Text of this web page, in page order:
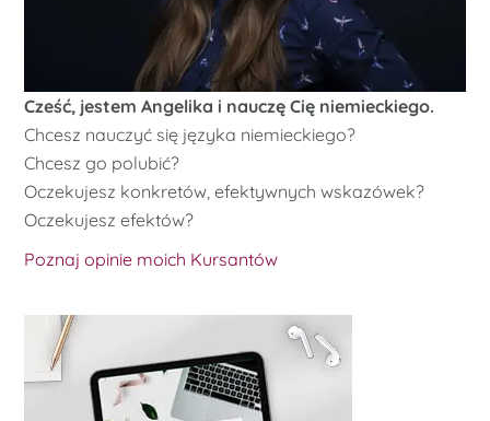
Cześć, jestem Angelika i nauczę Cię niemieckiego.
Chcesz nauczyć się języka niemieckiego?
Chcesz go polubić?
Oczekujesz konkretów, efektywnych wskazówek?
Oczekujesz efektów?
Poznaj opinie moich Kursantów